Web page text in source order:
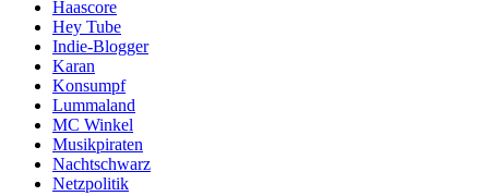
Haascore
Hey Tube
Indie-Blogger
Karan
Konsumpf
Lummaland
MC Winkel
Musikpiraten
Nachtschwarz
Netzpolitik